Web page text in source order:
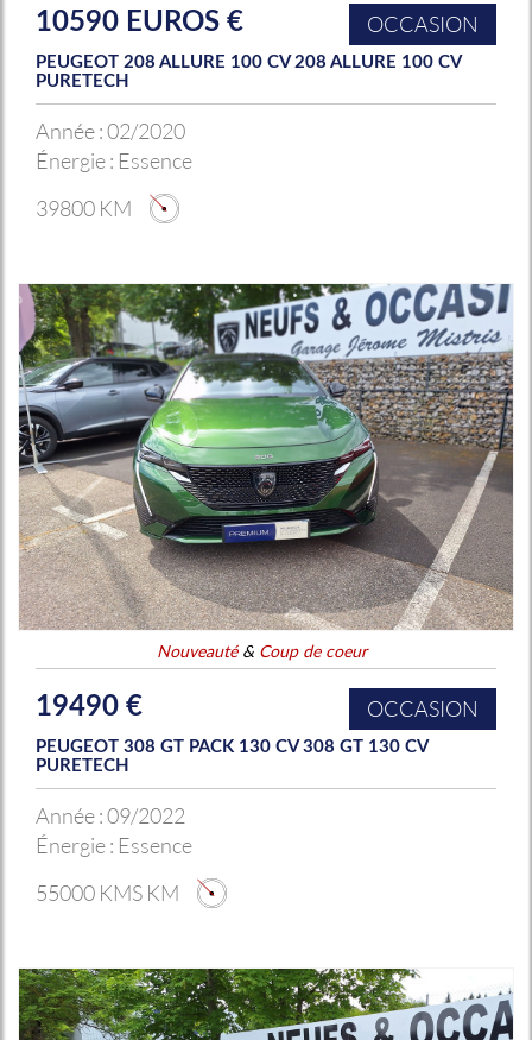
10590 EUROS € OCCASION
PEUGEOT 208 ALLURE 100 CV 208 ALLURE 100 CV
PURETECH
Année :02/2020
Énergie : Essence
39800 KM
Nouveauté& Coup de coeur
19490 € OCCASION
PEUGEOT 308 GT PACK 130 CV 308 GT 130 CV
PURETECH
Année :09/2022
Énergie : Essence
55000 KMS KM